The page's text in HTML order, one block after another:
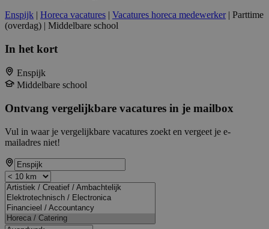
Enspijk | Horeca vacatures | Vacatures horeca medewerker| Parttime
(overdag) | Middelbare school
In het kort
Enspijk
Middelbare school
Ontvang vergelijkbare vacatures in je mailbox
Vul in waar je vergelijkbare vacatures zoekt en vergeet je e-
mailadres niet!